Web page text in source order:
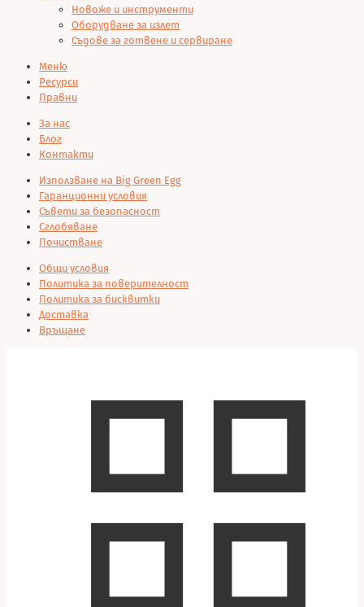
Новоже и инструменти
Оборудване за излет
Съдове за готвене и сервиране
Меню
Ресурси
Правни
За нас
Блог
Контакти
Използване на Big Green Egg
Гаранционни условия
Съвети за безопасност
Сглобяване
Почистване
Общи условия
Политика за поверителност
Политика за бисквитки
Доставка
Връщане